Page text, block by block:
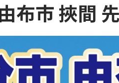
布市 挾間